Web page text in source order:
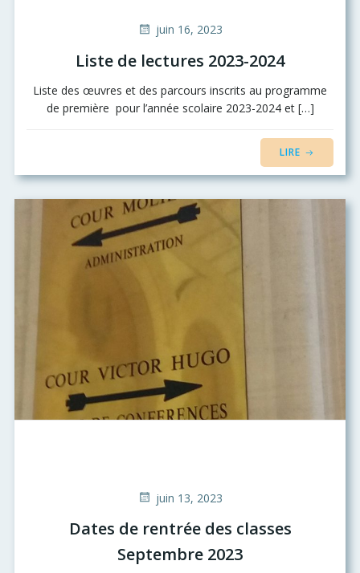
juin 16, 2023
Liste de lectures 2023-2024
Liste des œuvres et des parcours inscrits au programme
de première pour l’année scolaire 2023-2024 et […]
LIRE
juin 13, 2023
Dates de rentrée des classes
Septembre 2023